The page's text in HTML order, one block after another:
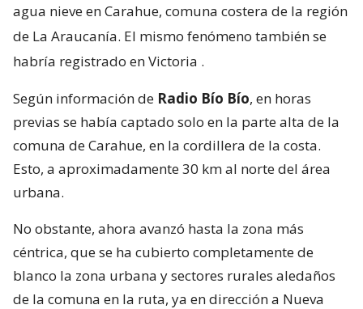
agua nieve en Carahue, comuna costera de la región
de La Araucanía. El mismo fenómeno también se
habría registrado en Victoria .
Según información de Radio Bío Bío, en horas
previas se había captado solo en la parte alta de la
comuna de Carahue, en la cordillera de la costa.
Esto, a aproximadamente 30 km al norte del área
urbana.
No obstante, ahora avanzó hasta la zona más
céntrica, que se ha cubierto completamente de
blanco la zona urbana y sectores rurales aledaños
de la comuna en la ruta, ya en dirección a Nueva